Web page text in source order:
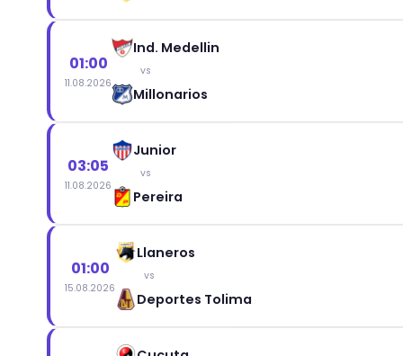
01:00
11.08.2026
Ind. Medellin
vs
Millonarios
03:05
11.08.2026
Junior
vs
Pereira
01:00
15.08.2026
Llaneros
vs
Deportes Tolima